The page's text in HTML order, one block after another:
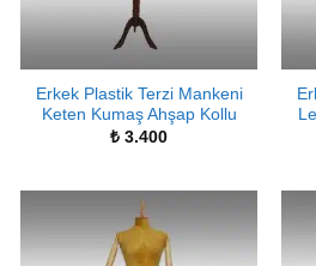
Erkek Plastik Terzi Mankeni
Keten Kumaş Ahşap Kollu
₺ 3.400